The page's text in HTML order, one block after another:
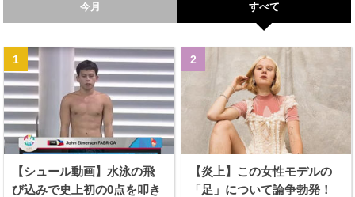
今月 すべて
【シュール動画】水泳の飛
び込みで史上初の0点を叩き
【炎上】この女性モデルの
「足」について論争勃発！